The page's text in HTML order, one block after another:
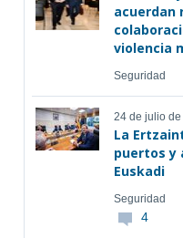
acuerdan
violencia
Seguridad
24 de julio
La
puertos y
Euskadi
Seguridad
4